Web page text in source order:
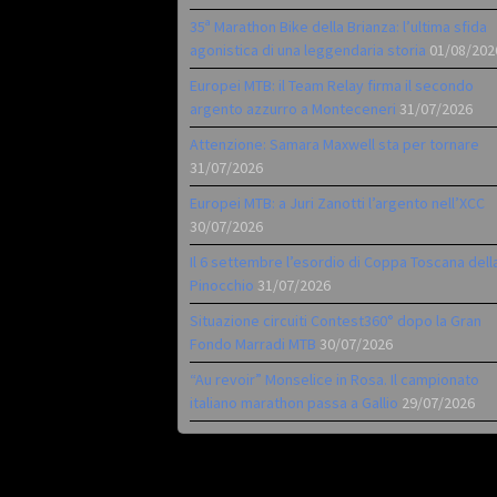
35ª Marathon Bike della Brianza: l’ultima sfida
agonistica di una leggendaria storia 01/08/
Europei MTB: il Team Relay firma il secondo
argento azzurro a Monteceneri 31/07/2026
Attenzione: Samara Maxwell sta per tornare
31/07/2026
Europei MTB: a Juri Zanotti l’argento nell’XCC
30/07/2026
Il 6 settembre l’esordio di Coppa Toscana
Pinocchio 31/07/2026
Situazione circuiti Contest360° dopo la Gran
Fondo Marradi MTB 30/07/2026
“Au revoir” Monselice in Rosa. Il campionato
italiano marathon passa a Gallio 29/07/2026